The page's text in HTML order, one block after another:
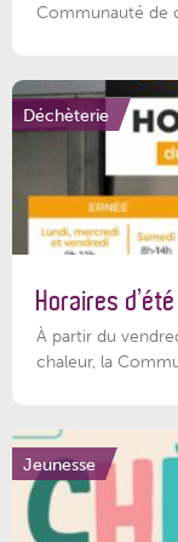
Communauté de
Déchèterie
Horaires
À partir du
chaleur, la
Jeunesse